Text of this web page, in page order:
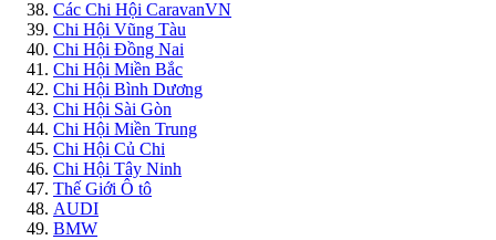
Các Chi Hội CaravanVN
Chi Hội Vũng Tàu
Chi Hội Đồng Nai
Chi Hội Miền Bắc
Chi Hội Bình Dương
Chi Hội Sài Gòn
Chi Hội Miền Trung
Chi Hội Củ Chi
Chi Hội Tây Ninh
Thế Giới Ô tô
AUDI
BMW